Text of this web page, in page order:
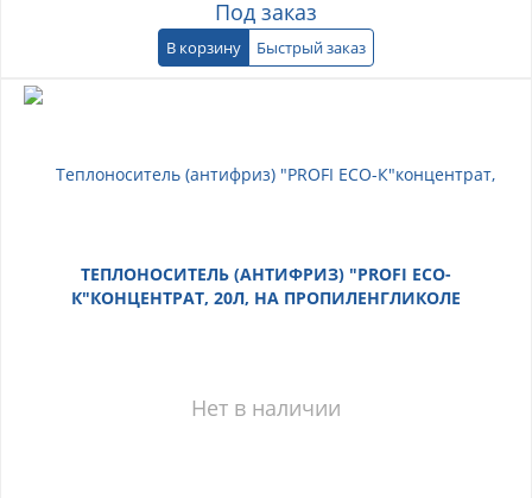
Под заказ
В корзину Быстрый заказ
ТЕПЛОНОСИТЕЛЬ (АНТИФРИЗ) "PROFI ECO-
К"КОНЦЕНТРАТ, 20Л, НА ПРОПИЛЕНГЛИКОЛЕ
Нет в наличии